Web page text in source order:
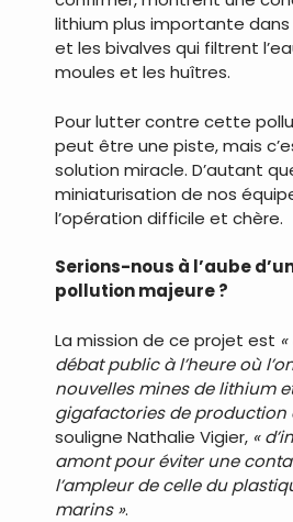
lithium plus importante
et les bivalves qui filtrent
moules et les huîtres.
Pour lutter contre cette
peut être une piste, mais
solution miracle. D’autant
miniaturisation de nos
l’opération difficile et chère.
Serions-nous à l’aube
pollution majeure ?
La mission de ce projet est
débat public à l’heure où
nouvelles mines de lithium
gigafactories de production
souligne Nathalie Vigier, «
amont pour éviter une
l’ampleur de celle du
marins ».